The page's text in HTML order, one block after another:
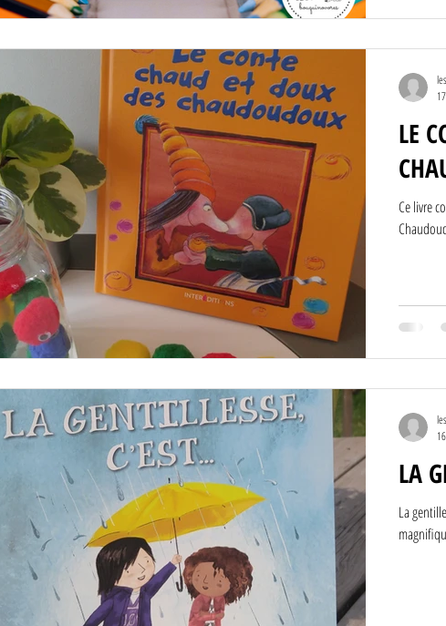
LE
Ce livre
LA
La gentillesse,